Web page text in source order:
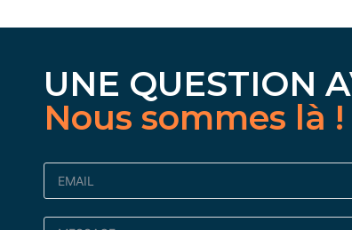
UNE QUESTION
Nous sommes là !